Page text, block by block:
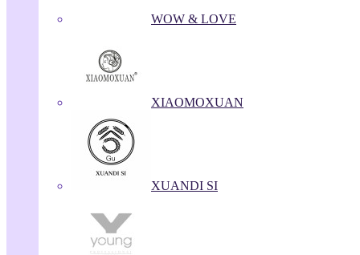
WOW & LOVE
XIAOMOXUAN
XUANDI SI